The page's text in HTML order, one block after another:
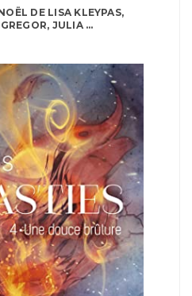
DE LISA KLEYPAS,
JULIA ...